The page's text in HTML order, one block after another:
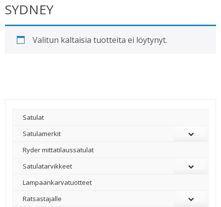
SYDNEY
Valitun kaltaisia tuotteita ei löytynyt.
Satulat
Satulamerkit
Ryder mittatilaussatulat
Satulatarvikkeet
–
Lampaankarvatuotteet
Ratsastajalle